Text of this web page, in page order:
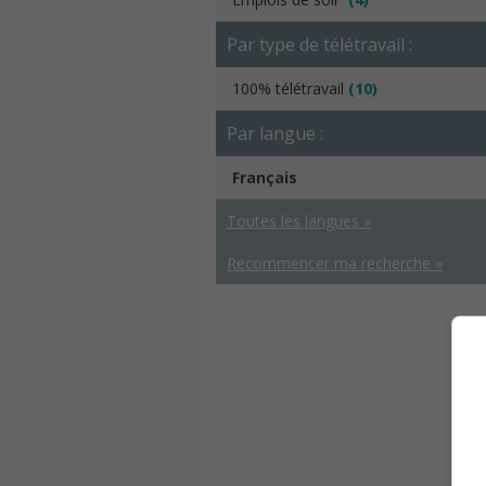
Par type de télétravail :
100% télétravail (10)
Par langue :
Français
Toutes les langues »
Recommencer ma recherche »